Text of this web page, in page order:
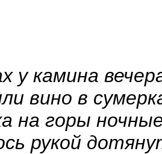
у камина
вино в
на горы
рукой